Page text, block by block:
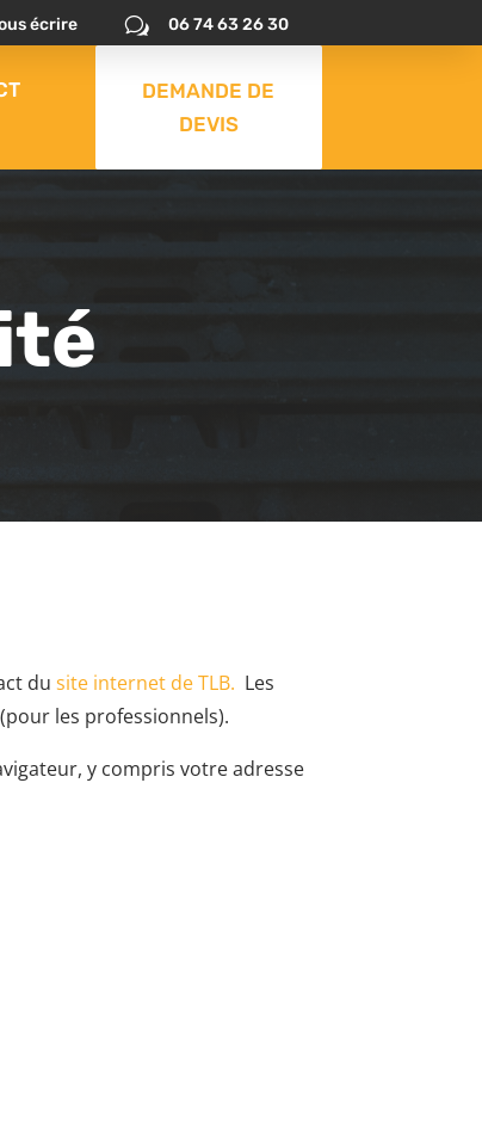
écrire w 06 74 63 26 30
DEMANDE DE
DEVIS
du site internet de TLB. Les
les professionnels).
y compris votre adresse